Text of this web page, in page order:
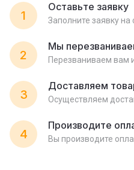
1
Оставьте заявку
Заполните заявку на
2
Мы
Перезваниваем вам
3
Доставляем
Осуществляем
4
Производите
Вы производите